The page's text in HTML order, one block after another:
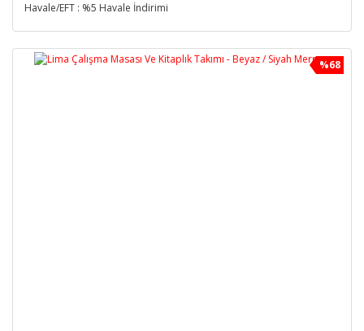
Havale/EFT : %5 Havale İndirimi
%68